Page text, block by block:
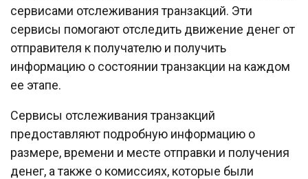
сервисами отслеживания транзакций. Эти
сервисы помогают отследить движение денег от
отправителя к получателю и получить
информацию о состоянии транзакции на каждом
ее этапе.
Сервисы отслеживания транзакций
предоставляют подробную информацию о
размере, времени и месте отправки и получения
денег, а также о комиссиях, которые были